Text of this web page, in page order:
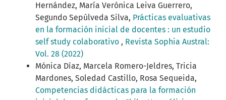
Hernández, María Verónica Leiva Guerrero,
Segundo Sepúlveda Silva, Prácticas evaluativas
en la formación inicial de docentes : un estudio
self study colaborativo , Revista Sophia Austral:
Vol. 28 (2022)
Mónica Díaz, Marcela Romero-Jeldres, Tricia
Mardones, Soledad Castillo, Rosa Sequeida,
Competencias didácticas para la formación